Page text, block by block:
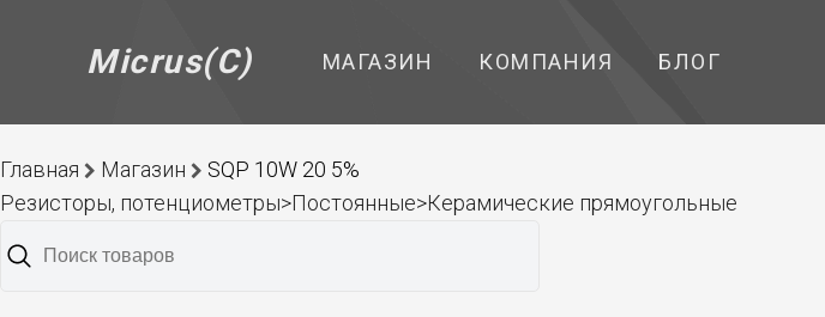
Micrus(C) МАГАЗИН КОМПАНИЯ БЛОГ
Главная Магазин
SQP 10W 20 5%
Резисторы, потенциометры>Постоянные>Керамические прямоугольные